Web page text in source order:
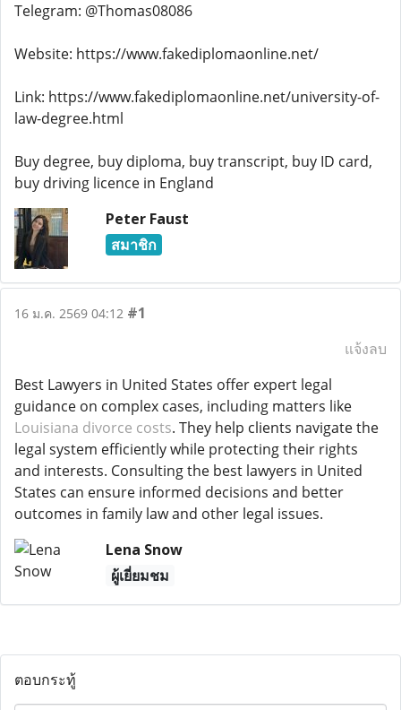
Telegram: @Thomas08086
Website: https://www.fakediplomaonline.net/
Link: https://www.fakediplomaonline.net/university-of-
law-degree.html
Buy degree, buy diploma, buy transcript, buy ID card,
buy driving licence in England
Peter Faust
สมาชิก
16 ม.ค. 2569 04:12 #1
แจ้งลบ
Best Lawyers in United States offer expert legal
guidance on complex cases, including matters like
Louisiana divorce costs. They help clients navigate the
legal system efficiently while protecting their rights
and interests. Consulting the best lawyers in United
States can ensure informed decisions and better
outcomes in family law and other legal issues.
Lena Snow
ผู้เยี่ยมชม
ตอบกระทู้